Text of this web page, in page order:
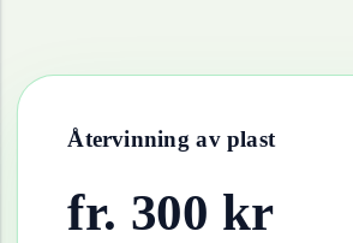
Återvinning av plast
fr. 300 kr